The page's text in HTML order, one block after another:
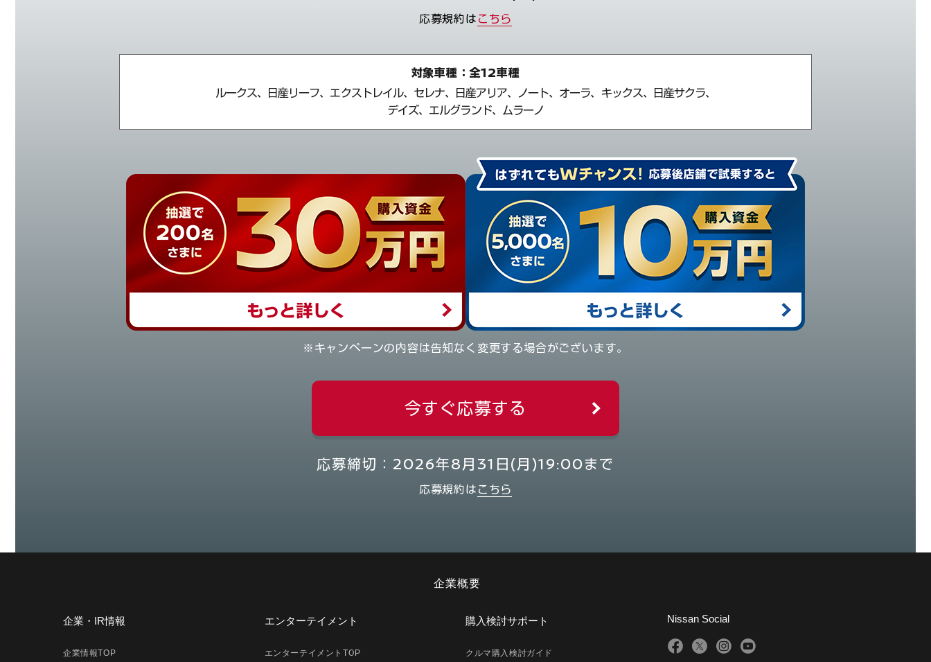
応募規約は こちら
対象車種：全12車種
ルークス、日産リーフ、エクストレイル、セレナ、
日産アリア、ノート、オーラ、キックス、日産サクラ、
デイズ、エルグランド、ムラーノ
※キャンペーンの内容は告知なく変更する場合がございます。
今すぐ応募する
応募締切：2026年8月31日(月)19:00まで
応募規約は こちら
企業概要
企業・IR情報
企業情報TOP
エンターテイメント
エンターテイメントTOP
購入検討サポート
クルマ購入検討ガイド
Nissan Social